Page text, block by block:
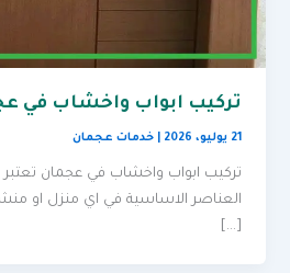
تركيب ابواب واخشاب في
21 يوليو، 2026 |خدمات عجمان
تركيب ابواب واخشاب في عجمان تعتبر
العناصر الاساسية في اي منزل او
[…]